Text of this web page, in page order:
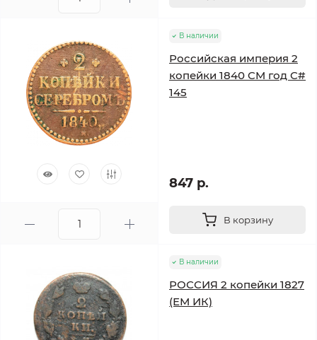
В наличии
Российская империя 2
копейки 1840 CM год C#
145
847 р.
В корзину
В наличии
РОССИЯ 2 копейки 1827
(ЕМ ИК)